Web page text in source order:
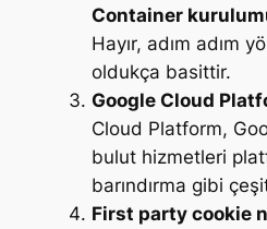
Container
Hayır, adım adım
oldukça basittir.
Google Cloud
Cloud Platform,
bulut hizmetleri
barındırma gibi
First party cookie